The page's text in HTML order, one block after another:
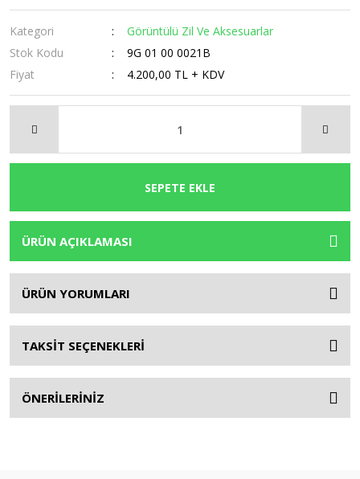
Kategori
Görüntülü Zil Ve Aksesuarlar
Stok Kodu
9G 01 00 0021B
Fiyat
4.200,00 TL + KDV
SEPETE EKLE
ÜRÜN AÇIKLAMASI
ÜRÜN YORUMLARI
TAKSİT SEÇENEKLERİ
ÖNERİLERİNİZ